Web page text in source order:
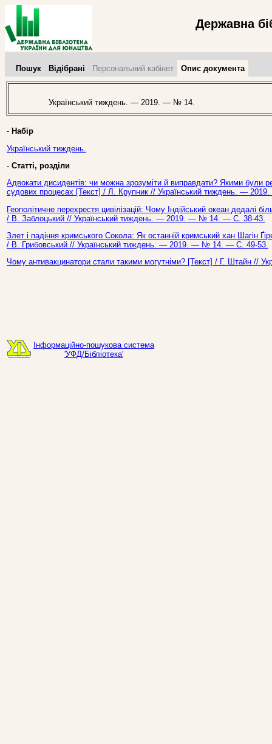
Державна
Пошук Відібрані Персональний кабінет Опис документа
Український тиждень. — 2019. — № 14.
- Набір
Український тиждень.
- Статті, розділи
Адвокати дисидентів: чи можна зрозуміти й виправдати? Якими були
судових процесах [Текст] / Л. Крупник // Український тиждень. —
Геополітичне перехрестя цивілізацій: Чому Індійський океан дедалі
/ В. Заблоцький // Український тиждень. — 2019. — № 14. — С. 38-43.
Злет і падіння кримського Сокола: Як останній кримський хан Шагін
/ В. Грибовський // Український тиждень. — 2019. — № 14. — С. 49-53.
Чому антивакцинатори стали такими могутніми? [Текст] / Г. Штайн
Інформаційно-пошукова система
'УФД/Бібліотека'